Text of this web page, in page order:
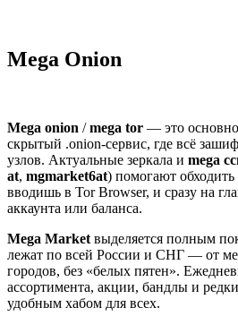
Mega Onion
Mega onion /mega tor — это
скрытый .onion-сервис, где всё
узлов. Актуальные зеркала и mega
at, mgmarket6at) помогают
вводишь в Tor Browser, и сразу на
аккаунта или баланса.
Mega Market выделяется полным
лежат по всей России и СНГ — от
городов, без «белых пятен».
ассортимента, акции, бандлы и
удобным хабом для всех.